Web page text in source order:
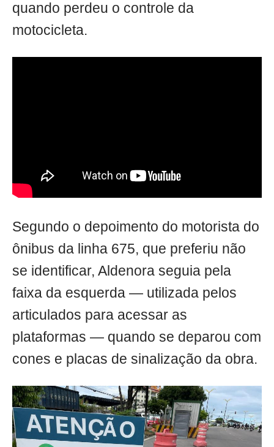
quando perdeu o controle da
motocicleta.
Segundo o depoimento do motorista do
ônibus da linha 675, que preferiu não
se identificar, Aldenora seguia pela
faixa da esquerda — utilizada pelos
articulados para acessar as
plataformas — quando se deparou com
cones e placas de sinalização da obra.